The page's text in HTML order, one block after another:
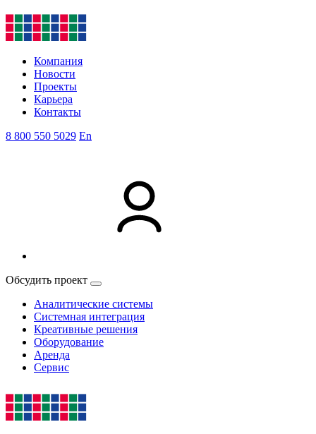
Компания
Новости
Проекты
Карьера
Контакты
8 800 550 5029 En
Обсудить проект
Аналитические системы
Системная интеграция
Креативные решения
Оборудование
Аренда
Сервис